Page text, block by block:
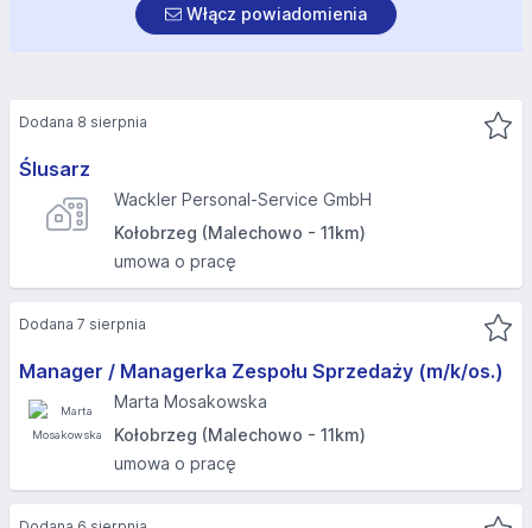
Włącz powiadomienia
Ślusarz
Wackler Personal-Service GmbH
Kołobrzeg (Malechowo - 11km)
umowa o pracę
Dodana 8 sierpnia
Manager / Managerka Zespołu Sprzedaży (m/k/os.)
Marta Mosakowska
Kołobrzeg (Malechowo - 11km)
umowa o pracę
Dodana 7 sierpnia